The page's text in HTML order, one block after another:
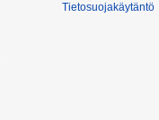
Tietosuojakäytäntö